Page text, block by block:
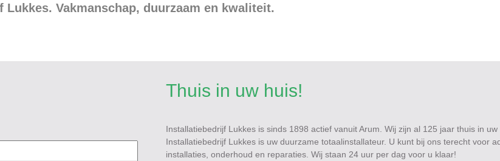
Vakmanschap, duurzaam en kwaliteit.
Thuis in uw huis!
Installatiebedrijf Lukkes is sinds 1898 actief vanuit Arum. Wij zijn al 125 jaar thuis in uw
Installatiebedrijf Lukkes is uw duurzame totaalinstallateur. U kunt bij ons terecht voor
installaties, onderhoud en reparaties. Wij staan 24 uur per dag voor u klaar!